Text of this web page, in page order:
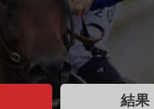
結果